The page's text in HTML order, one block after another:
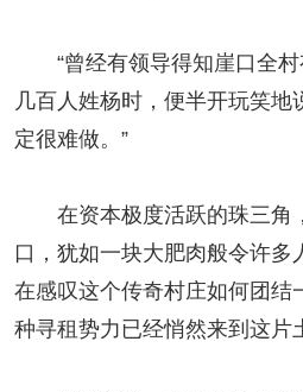
“曾经有领导得知崖口全村
几百人姓杨时，便半开玩笑地
定很难做。”
在资本极度活跃的珠三角
口，犹如一块大肥肉般令许多
在感叹这个传奇村庄如何团结
种寻租势力已经悄然来到这片